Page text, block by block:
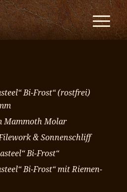
Bi-Frost“(rostfrei)
Mammoth Molar
& Sonnenschliff
Bi-Frost“
Bi-Frost“ mit Riemen-